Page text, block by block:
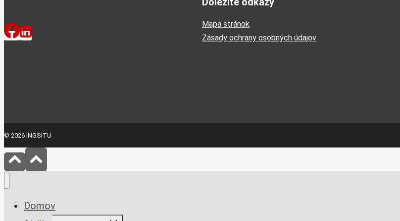
Mapa stránok
Zásady ochrany osobných údajov
© 2026 INGSITU
Domov